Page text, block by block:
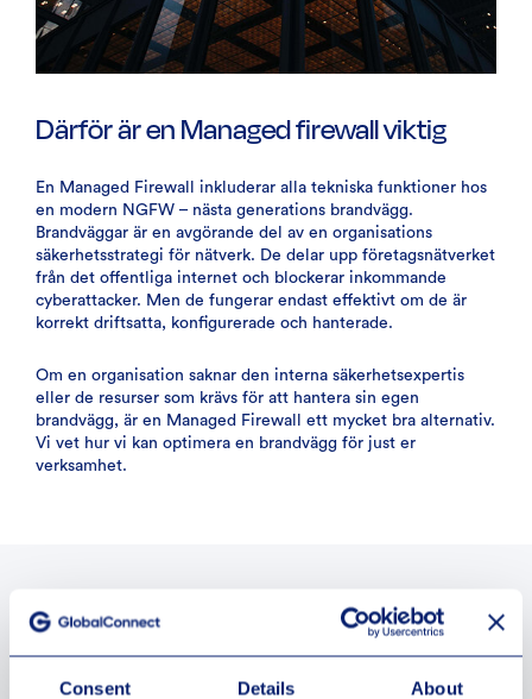
Consent Details About
Därför är en Managed firewall viktig
En Managed Firewall inkluderar alla tekniska funktioner hos
en modern NGFW – nästa generations brandvägg.
Brandväggar är en avgörande del av en organisations
säkerhetsstrategi för nätverk. De delar upp företagsnätverket
från det offentliga internet och blockerar inkommande
cyberattacker. Men de fungerar endast effektivt om de är
korrekt driftsatta, konfigurerade och hanterade.
Om en organisation saknar den interna säkerhetsexpertis
eller de resurser som krävs för att hantera sin egen
brandvägg, är en Managed Firewall ett mycket bra alternativ.
Vi vet hur vi kan optimera en brandvägg för just er
verksamhet.